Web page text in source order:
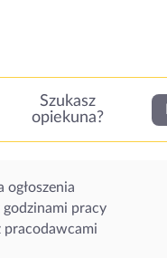
Szukasz
opiekuna?
pracy
pracodawcami